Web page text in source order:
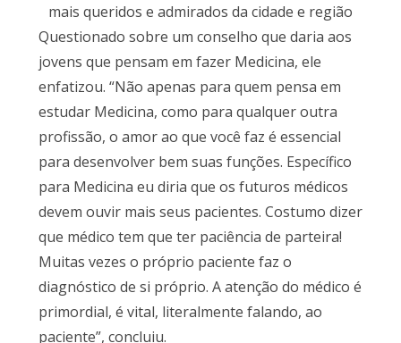
mais queridos e admirados da cidade e região
Questionado sobre um conselho que daria aos
jovens que pensam em fazer Medicina, ele
enfatizou. “Não apenas para quem pensa em
estudar Medicina, como para qualquer outra
profissão, o amor ao que você faz é essencial
para desenvolver bem suas funções. Específico
para Medicina eu diria que os futuros médicos
devem ouvir mais seus pacientes. Costumo dizer
que médico tem que ter paciência de parteira!
Muitas vezes o próprio paciente faz o
diagnóstico de si próprio. A atenção do médico é
primordial, é vital, literalmente falando, ao
paciente”, concluiu.